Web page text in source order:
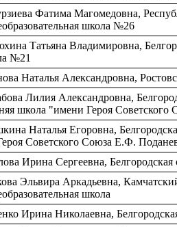
Фатима Магомедовна,
школа №26
Татьяна Владимировна,
№21
Наталья Александровна,
Лилия Александровна,
школа "имени Героя
Наталья Егоровна,
Советского Союза Е.Ф.
Ирина Сергеевна,
Эльвира Аркадьевна,
школа
Ирина Николаевна,